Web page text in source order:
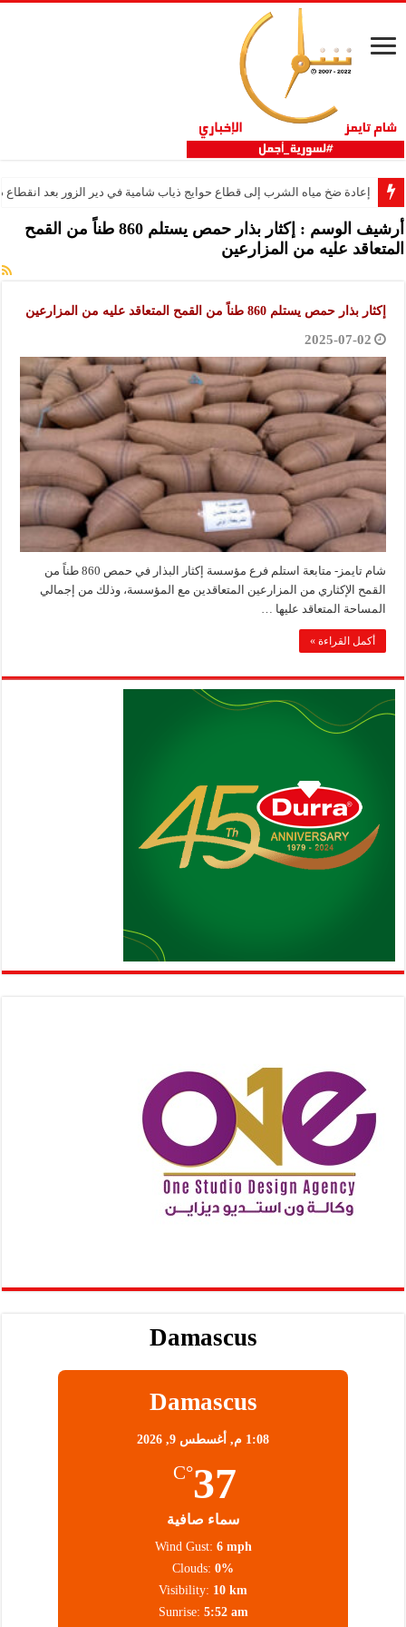
إعادة ضخ مياه الشرب إلى قطاع حوايج ذياب شامية في دير الزور بعد انقطاع دام 12
أرشيف الوسم :
إكثار بذار حمص يستلم 860 طناً من القمح
المتعاقد عليه من المزارعين
إكثار بذار حمص يستلم 860 طناً من القمح المتعاقد عليه من المزارعين
2025-07-02
شام تايمز- متابعة استلم فرع مؤسسة إكثار البذار في حمص 860 طناً من
القمح الإكثاري من المزارعين المتعاقدين مع المؤسسة، وذلك من إجمالي
المساحة المتعاقد عليها …
أكمل القراءة »
Damascus
Damascus
1:08 م, أغسطس 9, 2026
37
°C
سماء صافية
Wind Gust: 6 mph
Clouds: 0%
Visibility: 10 km
Sunrise: 5:52 am